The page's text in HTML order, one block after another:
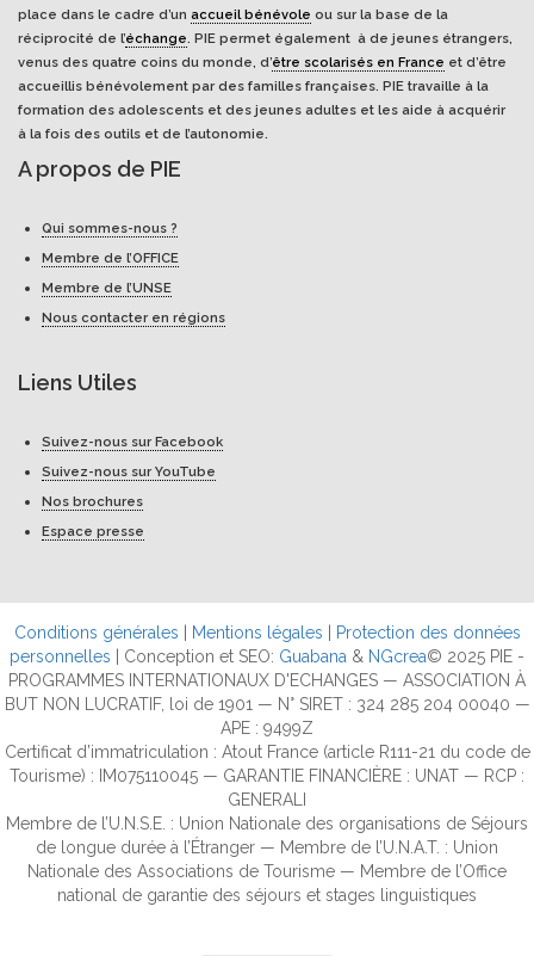
place dans le cadre d’un accueil bénévole ou sur la base de la
réciprocité de l’échange. PIE permet également à de jeunes étrangers,
venus des quatre coins du monde, d’être scolarisés en France et d’être
accueillis bénévolement par des familles françaises. PIE travaille à la
formation des adolescents et des jeunes adultes et les aide à acquérir
à la fois des outils et de l’autonomie.
A propos de PIE
Qui sommes-nous ?
Membre de l’OFFICE
Membre de l’UNSE
Nous contacter en régions
Liens Utiles
Suivez-nous sur Facebook
Suivez-nous sur YouTube
Nos brochures
Espace presse
Conditions générales Mentions légales
Protection des données
personnelles | Conception et SEO: Guabana & NGcrea© 2025 PIE -
PROGRAMMES INTERNATIONAUX D'ECHANGES — ASSOCIATION À
BUT NON LUCRATIF, loi de 1901 — N° SIRET : 324 285 204 00040 —
APE : 9499Z
Certificat d’immatriculation : Atout France (article R111-21 du code de
Tourisme) : IM075110045 — GARANTIE FINANCIÈRE : UNAT — RCP :
GENERALI
Membre de l’U.N.S.E. : Union Nationale des organisations de Séjours
de longue durée à l’Étranger — Membre de l’U.N.A.T. : Union
Nationale des Associations de Tourisme — Membre de l’Office
national de garantie des séjours et stages linguistiques